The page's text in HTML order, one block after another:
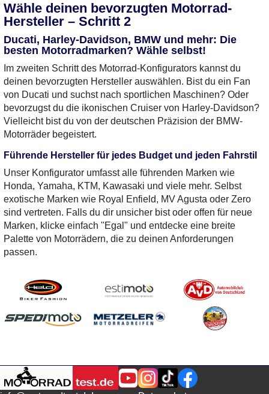
Wähle deinen bevorzugten Motorrad-
Hersteller – Schritt 2
Ducati, Harley-Davidson, BMW und mehr: Die
besten Motorradmarken? Wähle selbst!
Im zweiten Schritt des Motorrad-Konfigurators kannst du
deinen bevorzugten Hersteller auswählen. Bist du ein Fan
von Ducati und suchst nach sportlichen Maschinen? Oder
bevorzugst du die ikonischen Cruiser von Harley-Davidson?
Vielleicht bist du von der deutschen Präzision der BMW-
Motorräder begeistert.
Führende Hersteller für jedes Budget und jeden Fahrstil
Unser Konfigurator umfasst alle führenden Marken wie
Honda, Yamaha, KTM, Kawasaki und viele mehr. Selbst
exotische Marken wie Royal Enfield, MV Agusta oder Zero
sind vertreten. Falls du dir unsicher bist oder offen für neue
Marken, klicke einfach "Egal" und entdecke eine breite
Palette von Motorrädern, die zu deinen Anforderungen
passen.